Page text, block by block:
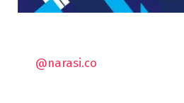
@narasi.co